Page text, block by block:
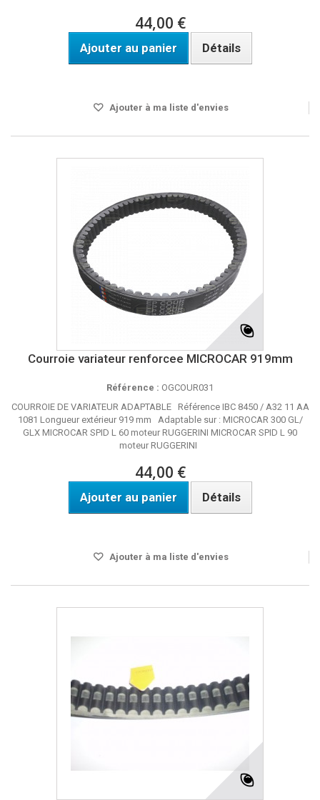
44,00 €
Ajouter au panier Détails
Ajouter à ma liste d'envies
Courroie variateur renforcee MICROCAR 919mm
Référence : OGCOUR031
COURROIE DE VARIATEUR ADAPTABLE Référence IBC 8450 / A32 11 AA
1081 Longueur extérieur 919 mm Adaptable sur : MICROCAR 300 GL/
GLX MICROCAR SPID L 60 moteur RUGGERINI MICROCAR SPID L 90
moteur RUGGERINI
44,00 €
Ajouter au panier Détails
Ajouter à ma liste d'envies